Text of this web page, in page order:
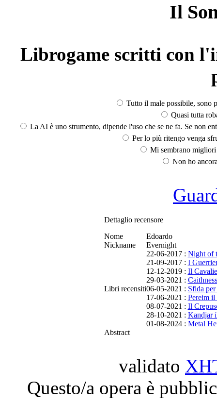
Il
Librogame scritti con
Tutto il male possibile, sono
Quasi tutta
La AI è uno strumento, dipende l'uso che se ne fa. Se non
Per lo più ritengo venga
Mi sembrano
Non ho
Dettaglio recensore
Nome
Edoardo
Nickname
Evernight
Libri recensiti
22-06-2017 : Night of
21-09-2017 : I
12-12-2019 : Il
29-03-2021 :
06-05-2021 : Sfida
17-06-2021 : Pereim il
08-07-2021 : Il
28-10-2021 : Kandjar
01-08-2024 : Metal
Abstract
validato
Questo/a opera è